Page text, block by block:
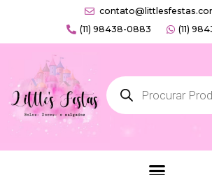
(11) 98438-0883
(11)
search
Menu